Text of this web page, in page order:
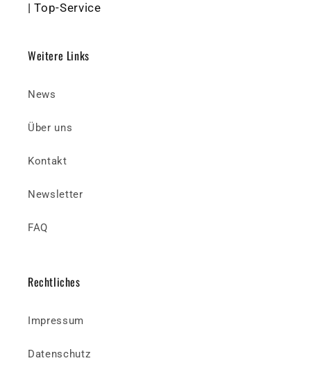
| Top-Service
Weitere Links
News
Über uns
Kontakt
Newsletter
FAQ
Rechtliches
Impressum
Datenschutz